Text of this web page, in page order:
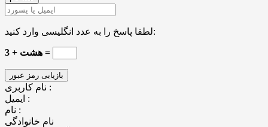
لطفا پاسخ را به عدد انگلیسی وارد کنید:
3 + هشت =
نام کاربری :
ایمیل :
نام :
نام خانوادگی